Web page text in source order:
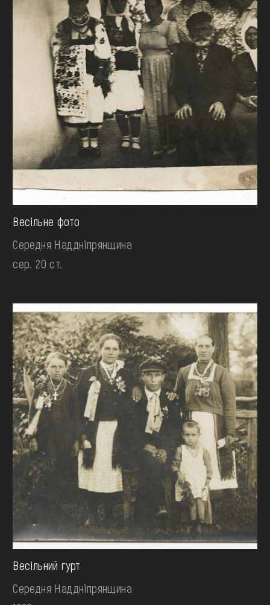
Весільне фото
Середня Наддніпрянщина
сер. 20 ст.
Весільний гурт
Середня Наддніпрянщина